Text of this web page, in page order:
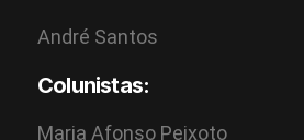
André Santos
Colunistas:
Maria Afonso Peixoto